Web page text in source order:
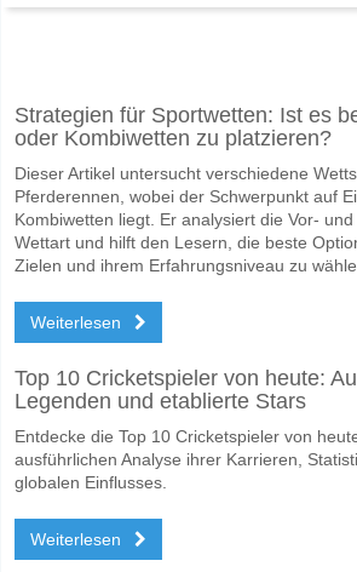
Das Spiel zwischen Binh Duong v Hoang
Binh Duong für den Gewinner den Spiel, mit
Werden beide Teams im Spiel
Ja für Beide Teams Erzielen, mit einem
Wofür ist die richtige
Strategien für Sportwetten: Ist es
oder Kombiwetten zu platzieren?
Dieser Artikel untersucht verschiedene
Pferderennen, wobei der Schwerpunkt auf
Kombiwetten liegt. Er analysiert die Vor-
Wettart und hilft den Lesern, die beste
Zielen und ihrem Erfahrungsniveau zu
Weiterlesen
Top 10 Cricketspieler von heute:
Legenden und etablierte Stars
Entdecke die Top 10 Cricketspieler von
ausführlichen Analyse ihrer Karrieren,
globalen Einflusses.
Weiterlesen